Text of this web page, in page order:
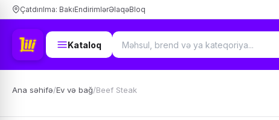
Çatdırılma: BakıEndirimlərƏlaqəBloq
Kataloq
Ana səhifə/Ev və bağ/Beef Steak